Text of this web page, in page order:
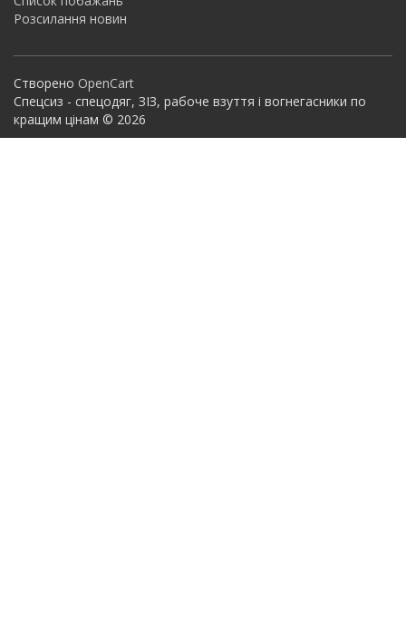
Розсилання новин
Створено OpenCart
Спецсиз - спецодяг, ЗІЗ, рабоче взуття і вогнегасники по
кращим цінам © 2026